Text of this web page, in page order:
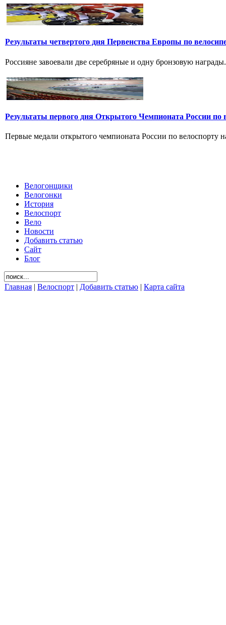
Результаты четвертого дня Первенства Европы по
Россияне завоевали две серебряные и одну бронзовую
Результаты первого дня Открытого Чемпионата России по
Первые медали открытого чемпионата России по велоспорту
Велогонщики
Велогонки
История
Велоспорт
Вело
Новости
Добавить статью
Сайт
Блог
Главная | Велоспорт | Добавить статью | Карта сайта